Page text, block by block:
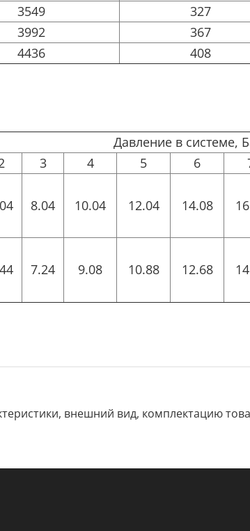
3549 327
3992 367
4436 408
Давление в системе,
3 4 5 6
8.04 10.04 12.04 14.08
7.24 9.08 10.88 12.68
внешний вид, комплектацию